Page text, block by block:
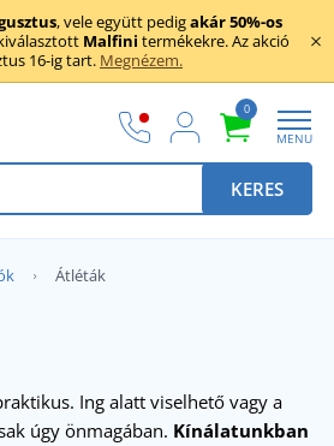
, vele együtt pedigakár 50%-os
Malfini termékekre. Az akció
16-ig tart. Megnézem.
0
MENU
KERES
Átléták
Ing alatt viselhető vagy a
úgy önmagában. Kínálatunkban